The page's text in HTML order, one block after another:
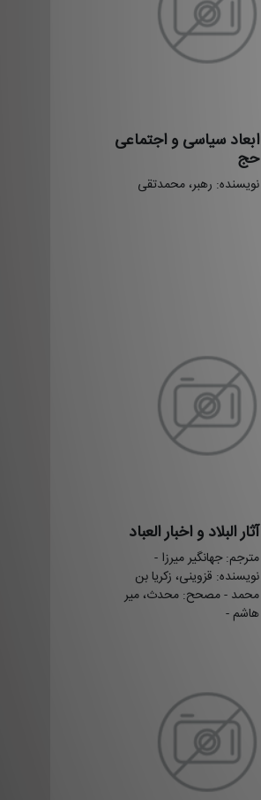
ابعاد سیاسی و اجتماعی
حج
نویسنده: رهبر، محمدتقی
آثار البلاد و اخبار العباد
مترجم: جهانگیر میرزا -
نویسنده: قزوینی، زکریا بن
محمد - مصحح: محدث، میر
هاشم -